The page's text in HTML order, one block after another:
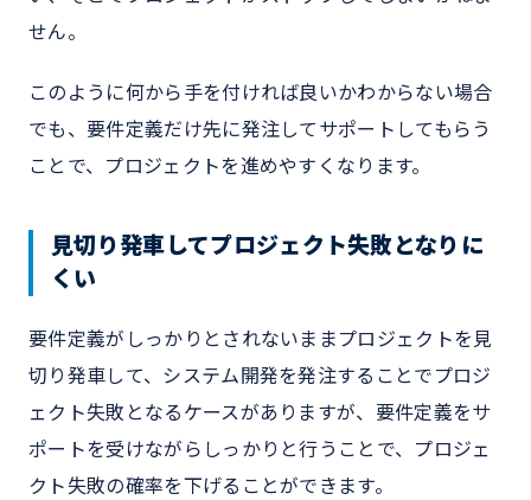
せん。
このように何から手を付ければ良いかわからない場合
でも、要件定義だけ先に発注してサポートしてもらう
ことで、プロジェクトを進めやすくなります。
見切り発車してプロジェクト失敗となりに
くい
要件定義がしっかりとされないままプロジェクトを見
切り発車して、システム開発を発注することでプロジ
ェクト失敗となるケースがありますが、要件定義をサ
ポートを受けながらしっかりと行うことで、プロジェ
クト失敗の確率を下げることができます。